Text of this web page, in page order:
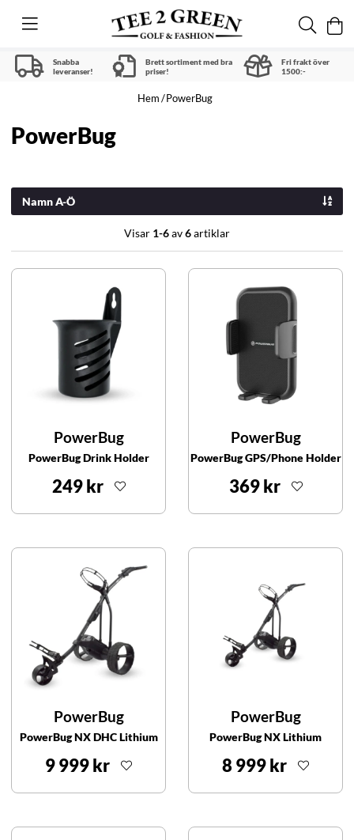
Snabba
leveranser!
Brett sortiment med bra
priser!
Fri frakt över
1500:-
Hem PowerBug
PowerBug
Namn A-Ö
Visar 1-6av6artiklar
PowerBug
PowerBug Drink Holder
249 kr
PowerBug
PowerBug GPS/Phone Holder
369 kr
PowerBug
PowerBug NX DHC Lithium
9 999 kr
PowerBug
PowerBug NX Lithium
8 999 kr